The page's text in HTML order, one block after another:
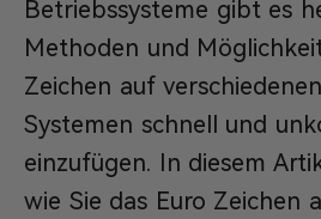
Betriebssysteme gibt es
Methoden und
Zeichen auf
Systemen schnell und
einzufügen. In diesem
wie Sie das Euro Zeichen